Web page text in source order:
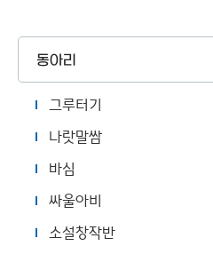
동아리
그루터기
나랏말쌈
바심
싸울아비
소설창작반